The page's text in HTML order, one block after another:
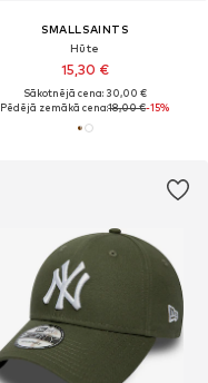
SMALLSAINTS
Hūte
15,30 €
Sākotnējā cena: 30,00 €
Pēdējā zemākā cena:18,00 €-15%